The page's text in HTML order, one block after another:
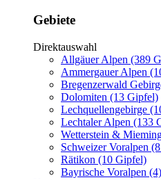
Gebiete
Direktauswahl
Allgäuer Alpen (389
Ammergauer Alpen
Bregenzerwald
Dolomiten (13 Gipfel)
Lechquellengebirge
Lechtaler Alpen (133
Wetterstein &
Schweizer Voralpen
Rätikon (10 Gipfel)
Bayrische Voralpen (4)